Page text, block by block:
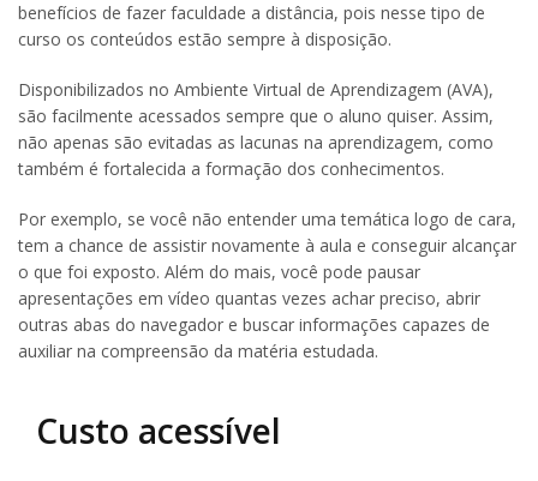
benefícios de fazer faculdade a distância, pois nesse tipo de
curso os conteúdos estão sempre à disposição.
Disponibilizados no Ambiente Virtual de Aprendizagem (AVA),
são facilmente acessados sempre que o aluno quiser. Assim,
não apenas são evitadas as lacunas na aprendizagem, como
também é fortalecida a formação dos conhecimentos.
Por exemplo, se você não entender uma temática logo de cara,
tem a chance de assistir novamente à aula e conseguir alcançar
o que foi exposto. Além do mais, você pode pausar
apresentações em vídeo quantas vezes achar preciso, abrir
outras abas do navegador e buscar informações capazes de
auxiliar na compreensão da matéria estudada.
Custo acessível